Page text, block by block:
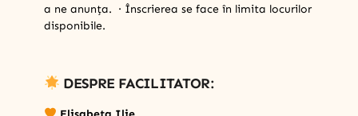
a ne anunța. · Înscrierea se face în limita locurilor
disponibile.
DESPRE FACILITATOR: